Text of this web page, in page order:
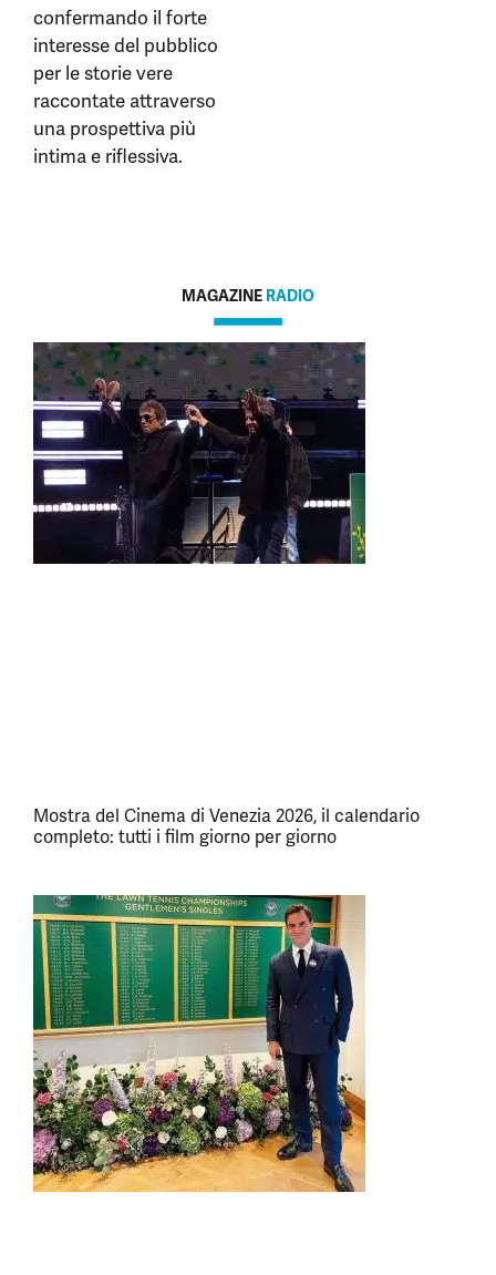
confermando il forte
interesse del pubblico
per le storie vere
raccontate attraverso
una prospettiva più
intima e riflessiva.
MAGAZINE RADIO
Mostra del Cinema di Venezia 2026, il calendario
completo: tutti i film giorno per giorno